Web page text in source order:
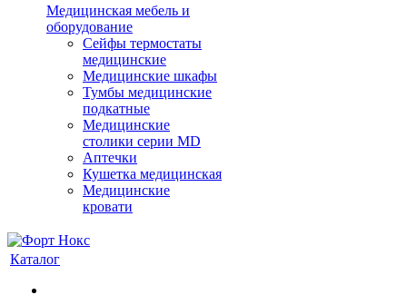
Медицинская мебель и
оборудование
Сейфы термостаты
медицинские
Медицинские шкафы
Тумбы медицинские
подкатные
Медицинские
столики серии MD
Аптечки
Кушетка медицинская
Медицинские
кровати
Каталог